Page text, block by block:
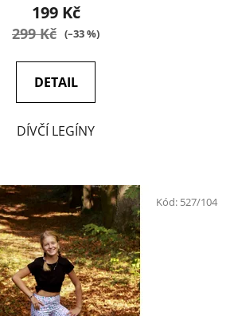
199 Kč
299 Kč (–33 %)
DETAIL
DÍVČÍ LEGÍNY
Kód: 527/104